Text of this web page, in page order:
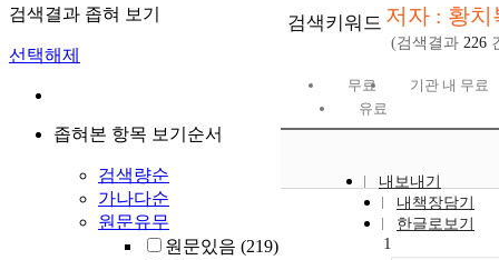
검색결과 좁혀 보기
선택해제
좁혀본 항목 보기순서
검색량순
가나다순
원문유무
원문있음 (219)
검색키워드 저자 : 황치
(검색결과 226
무료
기관 내 무료
유료
내보내기
내책장담기
한글로보기
1